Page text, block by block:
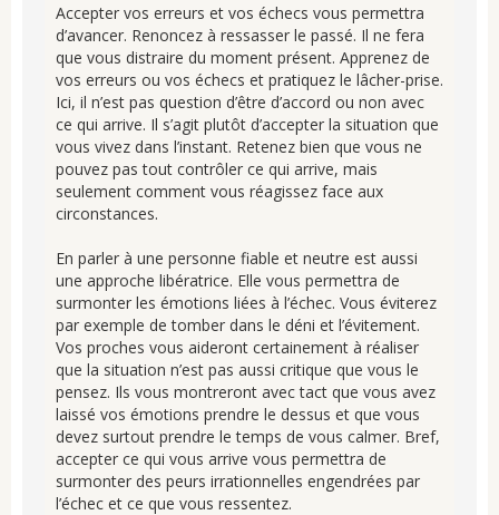
Accepter vos erreurs et vos échecs vous permettra
d’avancer. Renoncez à ressasser le passé. Il ne fera
que vous distraire du moment présent. Apprenez de
vos erreurs ou vos échecs et pratiquez le lâcher-prise.
Ici, il n’est pas question d’être d’accord ou non avec
ce qui arrive. Il s’agit plutôt d’accepter la situation que
vous vivez dans l’instant. Retenez bien que vous ne
pouvez pas tout contrôler ce qui arrive, mais
seulement comment vous réagissez face aux
circonstances.
En parler à une personne fiable et neutre est aussi
une approche libératrice. Elle vous permettra de
surmonter les émotions liées à l’échec. Vous éviterez
par exemple de tomber dans le déni et l’évitement.
Vos proches vous aideront certainement à réaliser
que la situation n’est pas aussi critique que vous le
pensez. Ils vous montreront avec tact que vous avez
laissé vos émotions prendre le dessus et que vous
devez surtout prendre le temps de vous calmer. Bref,
accepter ce qui vous arrive vous permettra de
surmonter des peurs irrationnelles engendrées par
l’échec et ce que vous ressentez.